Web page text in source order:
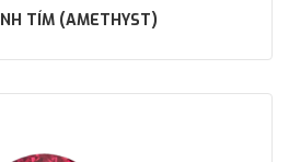
TÍM (AMETHYST)